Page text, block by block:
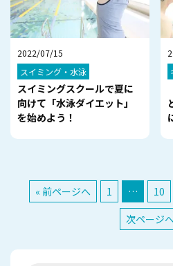
2022/07/15
スイミング・水泳
スイミングスクールで夏に
向けて「水泳ダイエット」
を始めよう！
« 前ページへ 1 … 10
次ページ